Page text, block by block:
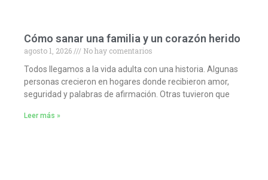
Cómo sanar una familia y un corazón herido
agosto 1, 2026
No hay comentarios
Todos llegamos a la vida adulta con una historia. Algunas
personas crecieron en hogares donde recibieron amor,
seguridad y palabras de afirmación. Otras tuvieron que
Leer más »